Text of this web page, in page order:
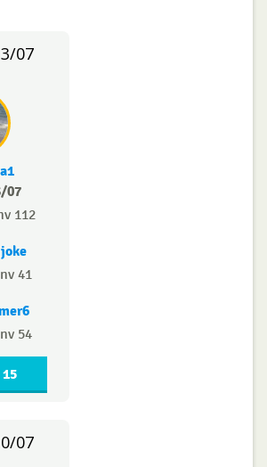
07
07
112
41
54
07